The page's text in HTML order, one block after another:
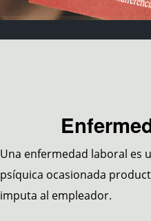
Una enfermedad laboral es
psíquica ocasionada
imputa al empleador.